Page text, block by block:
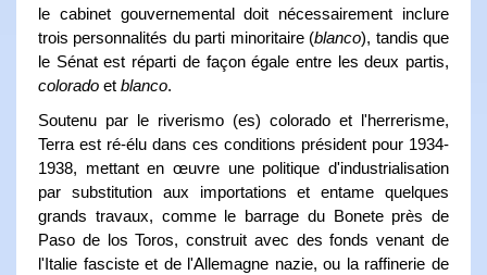
le cabinet gouvernemental doit nécessairement inclure
trois personnalités du parti minoritaire (blanco), tandis que
le Sénat est réparti de façon égale entre les deux partis,
colorado et blanco.
Soutenu par le riverismo (es) colorado et l'herrerisme,
Terra est ré-élu dans ces conditions président pour 1934-
1938, mettant en œuvre une politique d'industrialisation
par substitution aux importations et entame quelques
grands travaux, comme le barrage du Bonete près de
Paso de los Toros, construit avec des fonds venant de
l'Italie fasciste et de l'Allemagne nazie, ou la raffinerie de